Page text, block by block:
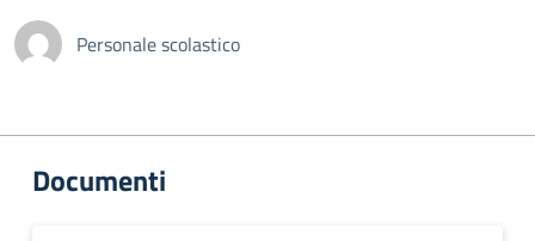
Personale scolastico
Documenti